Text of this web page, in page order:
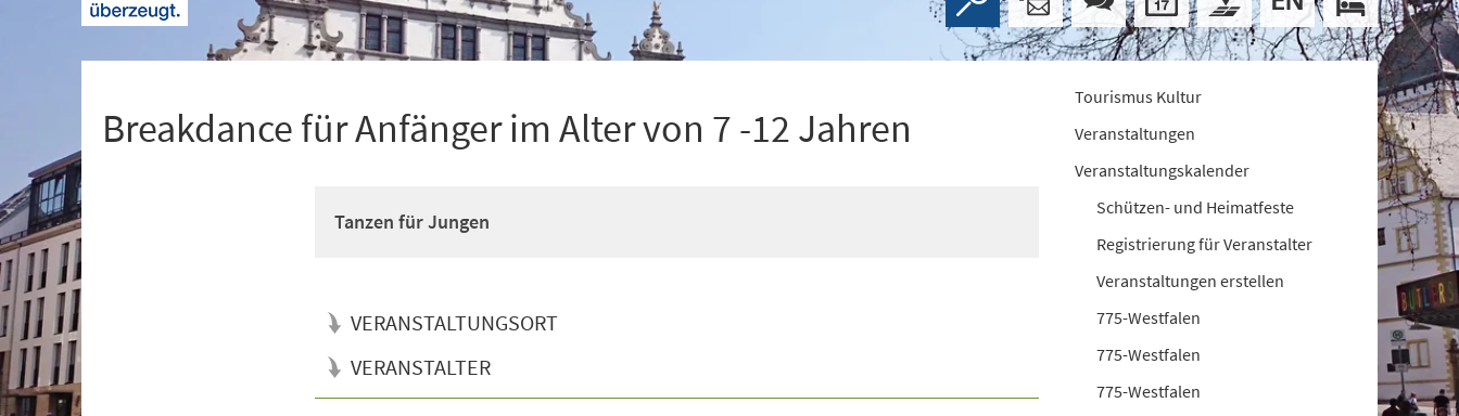
Breakdance für Anfänger im Alter von 7 -12 Jahren
Tanzen für Jungen
VERANSTALTUNGSORT
VERANSTALTER
Tourismus Kultur
Veranstaltungen
Veranstaltungskalender
Schützen- und Heimatfeste
Registrierung für Veranstalter
Veranstaltungen erstellen
775-Westfalen
775-Westfalen
775-Westfalen